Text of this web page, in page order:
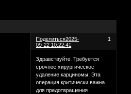
Поделиться 1
2025-
09-22 10:22:41
Здравствуйте. Требуется
срочное хирургическое
удаление карциномы. Эта
операция критически важна
для предотвращения